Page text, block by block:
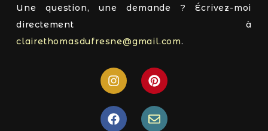
Une question, une demande ? Écrivez-moi
directement à
clairethomasdufresne@gmail.com.